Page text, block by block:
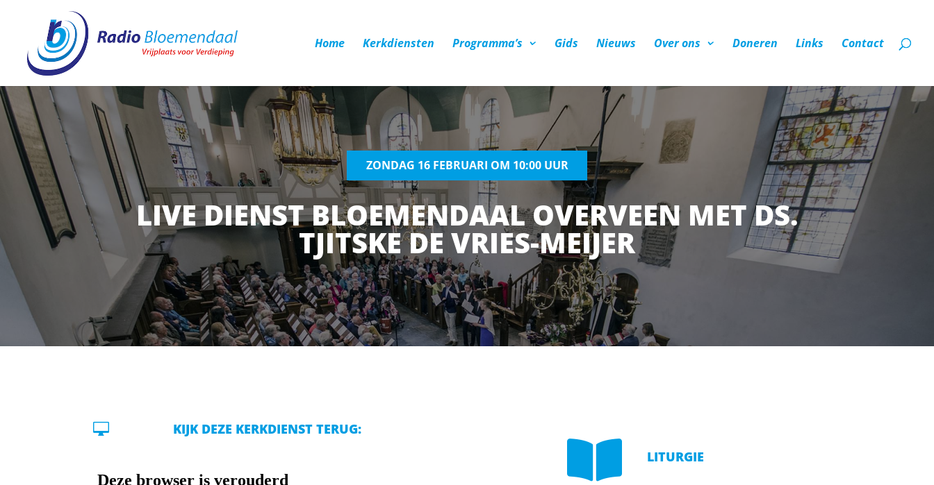
Home Kerkdiensten Programma’s Gids Nieuws Over ons Doneren Links Contact
ZONDAG 16 FEBRUARI OM 10:00 UUR
LIVE DIENST BLOEMENDAAL OVERVEEN MET DS.
TJITSKE DE VRIES-MEIJER
 KIJK DEZE KERKDIENST TERUG:
 LITURGIE